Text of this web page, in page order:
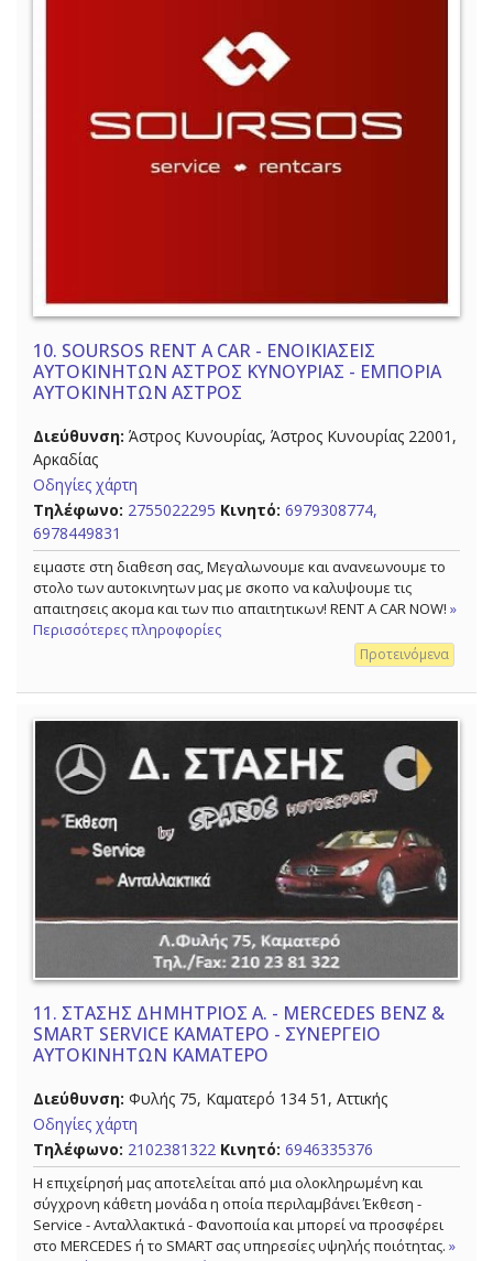
10. SOURSOS RENT A CAR - ΕΝΟΙΚΙΑΣΕΙΣ
ΑΥΤΟΚΙΝΗΤΩΝ ΑΣΤΡΟΣ ΚΥΝΟΥΡΙΑΣ - ΕΜΠΟΡΙΑ
ΑΥΤΟΚΙΝΗΤΩΝ ΑΣΤΡΟΣ
Διεύθυνση: Άστρος Κυνουρίας, Άστρος Κυνουρίας 22001,
Αρκαδίας
Οδηγίες χάρτη
Τηλέφωνο: 2755022295 Κινητό: 6979308774,
6978449831
ειμαστε στη διαθεση σας, Mεγαλωνουμε και ανανεωνουμε το
στολο των αυτοκινητων μας με σκοπο να καλυψουμε τις
απαιτησεις ακομα και των πιο απαιτητικων! RENT A CAR NOW! »
Περισσότερες πληροφορίες
Προτεινόμενα
11. ΣΤΑΣΗΣ ΔΗΜΗΤΡΙΟΣ Α. - MERCEDES BENZ &
SMART SERVICE ΚΑΜΑΤΕΡΟ - ΣΥΝΕΡΓΕΙΟ
ΑΥΤΟΚΙΝΗΤΩΝ ΚΑΜΑΤΕΡΟ
Διεύθυνση: Φυλής 75, Καματερό 134 51, Αττικής
Οδηγίες χάρτη
Τηλέφωνο: 2102381322 Κινητό: 6946335376
Η επιχείρησή μας αποτελείται από μια ολοκληρωμένη και
σύγχρονη κάθετη μονάδα η οποία περιλαμβάνει Έκθεση -
Service - Ανταλλακτικά - Φανοποιία και μπορεί να προσφέρει
στο MERCEDES ή το SMART σας υπηρεσίες υψηλής ποιότητας. »